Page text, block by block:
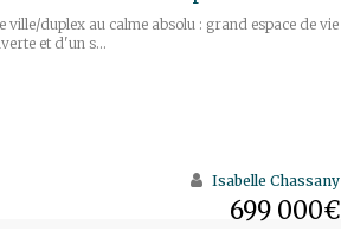
ville/duplex au calme absolu : grand espace de vie
et d'un s...
699 000€
Isabelle Chassany